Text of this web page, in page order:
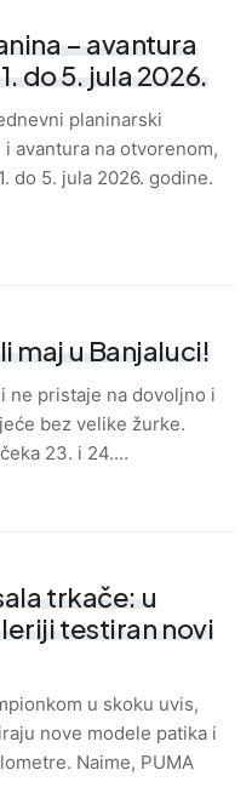
– avantura
do 5. jula 2026.
planinarski
avantura na otvorenom,
do 5. jula 2026. godine.
maj u Banjaluci!
ne pristaje na dovoljno i
bez velike žurke.
23. i 24.…
trkače: u
testiran novi
u skoku uvis,
nove modele patika i
Naime, PUMA